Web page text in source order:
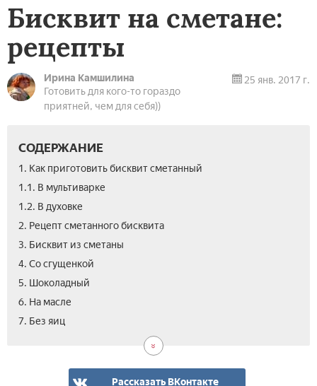
Бисквит на сметане:
рецепты
Ирина Камшилина
Готовить для кого-то гораздо
приятней, чем для себя))
25 янв. 2017 г.
СОДЕРЖАНИЕ
1. Как приготовить бисквит сметанный
1.1. В мультиварке
1.2. В духовке
2. Рецепт сметанного бисквита
3. Бисквит из сметаны
4. Со сгущенкой
5. Шоколадный
6. На масле
7. Без яиц
Рассказать ВКонтакте